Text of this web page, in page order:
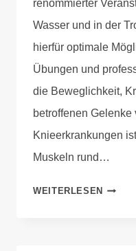
renommierter
Wasser und in der
hierfür optimale
Übungen und
die Beweglichkeit,
betroffenen Gelenke
Knieerkrankungen
Muskeln rund…
WEITERLESEN